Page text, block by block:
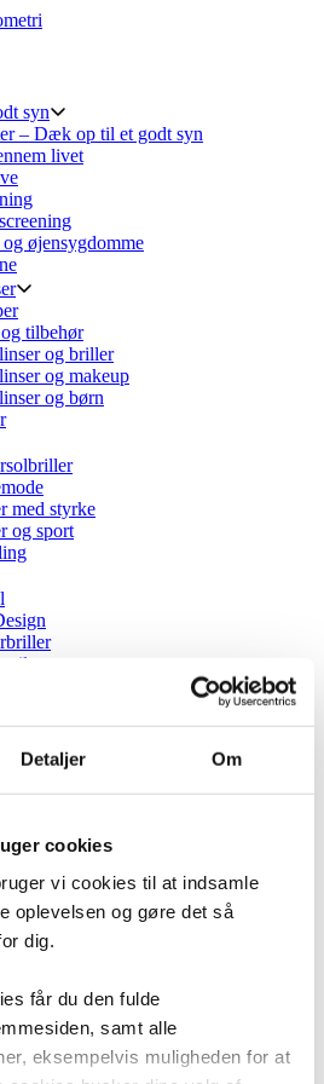
Detaljer Om
cookies
vi cookies til at indsamle
oplevelsen og gøre det så
dig.
får du den fulde
samt alle
eksempelvis muligheden for at
syn
– Dæk op til et godt syn
livet
øjensygdomme
tilbehør
og briller
og makeup
og børn
med styrke
og sport
stil
briller
kontaktlinser